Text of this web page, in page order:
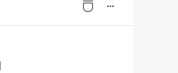
more_horiz